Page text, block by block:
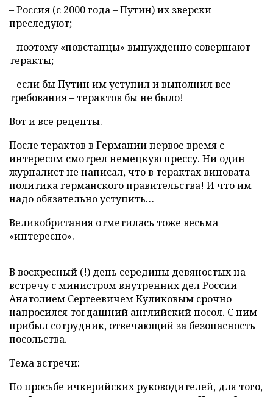
– Россия (с 2000 года – Путин) их зверски
преследуют;
– поэтому «повстанцы» вынужденно совершают
теракты;
– если бы Путин им уступил и выполнил все
требования – терактов бы не было!
Вот и все рецепты.
После терактов в Германии первое время с
интересом смотрел немецкую прессу. Ни один
журналист не написал, что в терактах виновата
политика германского правительства! И что им
надо обязательно уступить…
Великобритания отметилась тоже весьма
«интересно».
В воскресный (!) день середины девяностых на
встречу с министром внутренних дел России
Анатолием Сергеевичем Куликовым срочно
напросился тогдашний английский посол. С ним
прибыл сотрудник, отвечающий за безопасность
посольства.
Тема встречи:
По просьбе ичкерийских руководителей, для того,